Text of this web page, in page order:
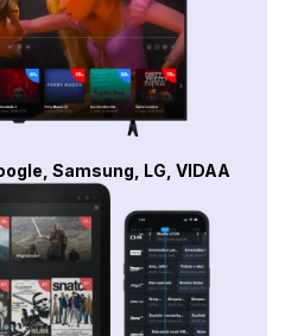
Samsung, LG, VIDAA